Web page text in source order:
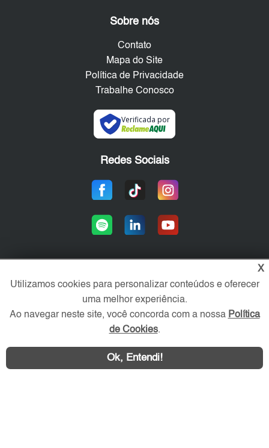
WhatsApp Contatar
Sobre nós
Contato
Mapa do Site
Política de Privacidade
Trabalhe Conosco
Verificada por
Redes Sociais
Área exclusiva aos anunciantes,
acesse sua conta:
X
Utilizamos cookies para personalizar conteúdos e oferecer
uma melhor experiência.
Ao navegar neste site, você concorda com a nossa Política
de Cookies.
Ok, Entendi!